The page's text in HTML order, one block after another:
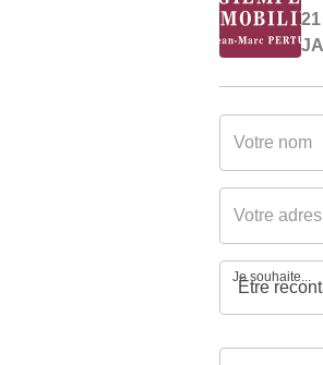
Je souhaite...